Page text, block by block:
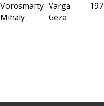
Vörösmarty
Mihály
Varga
Géza